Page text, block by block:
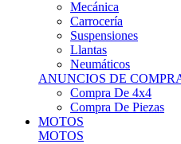
Suspensiones
Llantas
Neumáticos
ANUNCIOS DE COMPRA
Compra De 4x4
Compra De Piezas
MOTOS
MOTOS
Motos De Circuito